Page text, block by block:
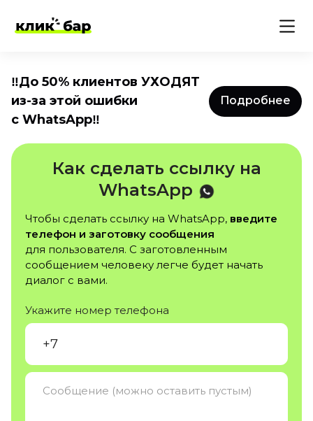
‼️До 50% клиентов УХОДЯТ
из-за этой ошибки
с WhatsApp‼️
Подробнее
Как сделать ссылку на
WhatsApp
Чтобы сделать ссылку на WhatsApp, введите
телефон и заготовку сообщения
для пользователя. С заготовленным
сообщением человеку легче будет начать
диалог с вами.
Укажите номер телефона